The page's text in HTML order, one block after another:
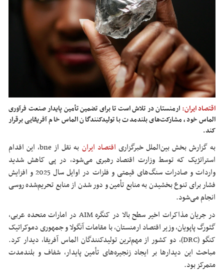
اقتصاد ایران: ارمنستان در تلاش است تا برای تضمین تأمین پایدار صنعت فرآوری
الماس خود، مشارکت‌های بلندمدت با تولیدکنندگان الماس خام آفریقایی برقرار
کند.
به گزارش بخش بین‌الملل خبرگزاری اقتصاد ایران
به نقل از bne، این اقدام
استراتژیک که توسط وزارت اقتصاد رهبری می‌شود، در پی کاهش شدید
واردات و صادرات سنگ‌های قیمتی و فلزات در اوایل سال 2025 و افزایش
فشار برای تنوع بخشیدن به منابع تأمین و دور شدن از منابع تحریم‌شده روسی
انجام می‌شود.
در جریان مذاکرات اخیر سطح بالا در کنگره AIM در امارات متحده عربی،
گئورگ پاپویان، وزیر اقتصاد ارمنستان، با مقامات آنگولا و جمهوری دموکراتیک
کنگو (DRC)، دو کشور از مهم‌ترین تولیدکنندگان الماس آفریقا، دیدار کرد.
مباحث این دیدارها بر ایجاد زنجیره‌های تأمین پایدار، شفاف و بلندمدت
متمرکز بود.